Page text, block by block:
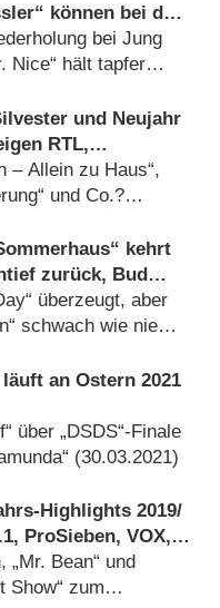
können bei den
bei Jung
Nice“ hält tapfer
und Neujahr
RTL,
und Co.?
– Allein zu Haus“,
und Co.?
kehrt
zurück, Bud
bei Kabel Eins zu
überzeugt, aber
schwach wie nie
an Ostern 2021
über „DSDS“-Finale
(30.03.2021)
Highlights 2019/​
ProSieben, VOX,
„Mr. Bean“ und
Show“ zum